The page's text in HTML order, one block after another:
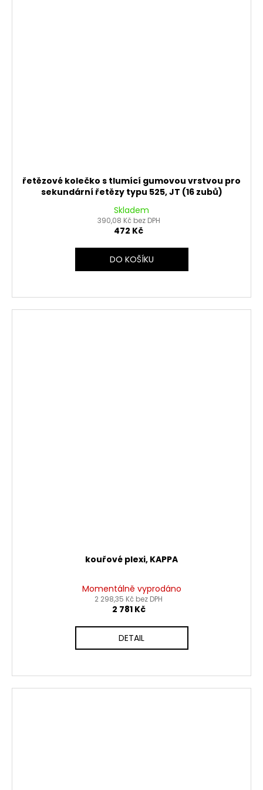
řetězové kolečko s tlumící gumovou vrstvou pro
sekundární řetězy typu 525, JT (16 zubů)
Skladem
390,08 Kč bez DPH
472 Kč
DO KOŠÍKU
kouřové plexi, KAPPA
Momentálně vyprodáno
2 298,35 Kč bez DPH
2 781 Kč
DETAIL